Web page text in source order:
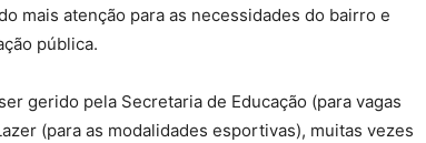
mais atenção para as necessidades do bairro e
pública.
gerido pela Secretaria de Educação (para vagas
(para as modalidades esportivas), muitas vezes